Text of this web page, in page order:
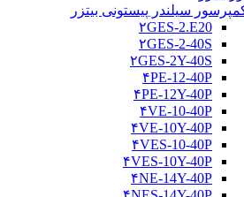
سیلندر پیستونی بیتزر
۲GES-2.E20
۲GES-2-40S
۲GES-2Y-40S
۴PE-12-40P
۴PE-12Y-40P
۴VE-10-40P
۴VE-10Y-40P
۴VES-10-40P
۴VES-10Y-40P
۴NE-14Y-40P